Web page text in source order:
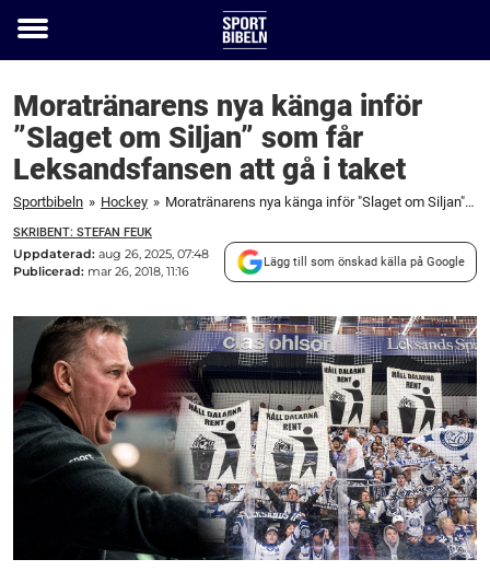
Toggle
Moratränarens nya känga inför
”Slaget om Siljan” som får
Leksandsfansen att gå i taket
Sportbibeln » Hockey » Moratränarens nya känga inför "Slaget om Siljan" som får Leksandsfansen att gå i taket
SKRIBENT: STEFAN FEUK
Uppdaterad: aug 26, 2025, 07:48
Publicerad: mar 26, 2018, 11:16
Lägg till som önskad källa på Google